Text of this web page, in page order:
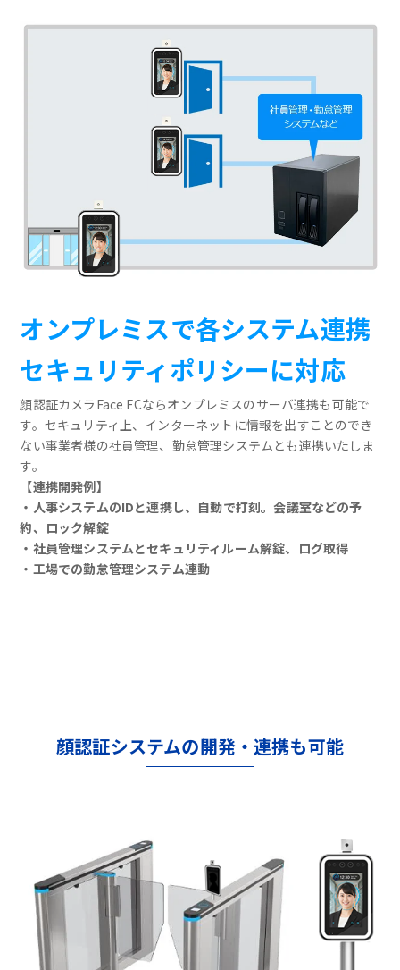
オンプレミスで各システム連携
セキュリティポリシーに対応
顔認証カメラFace FCならオンプレミスのサーバ連携も可能で
す。セキュリティ上、インターネットに情報を出すことのでき
ない事業者様の社員管理、勤怠管理システムとも連携いたしま
す。
【連携開発例】
・人事システムのIDと連携し、自動で打刻。会議室などの予
約、ロック解錠
・社員管理システムとセキュリティルーム解錠、ログ取得
・工場での勤怠管理システム連動
顔認証システムの開発・連携も可能